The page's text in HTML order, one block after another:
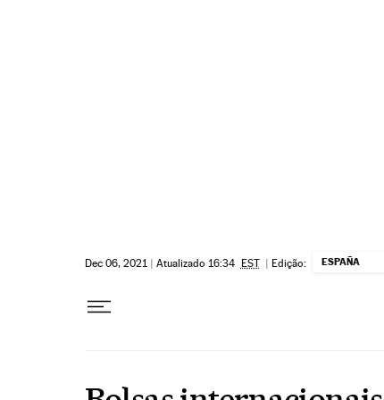
Dec 06, 2021 | Atualizado 16:34 EST | Edição: ESPAÑA